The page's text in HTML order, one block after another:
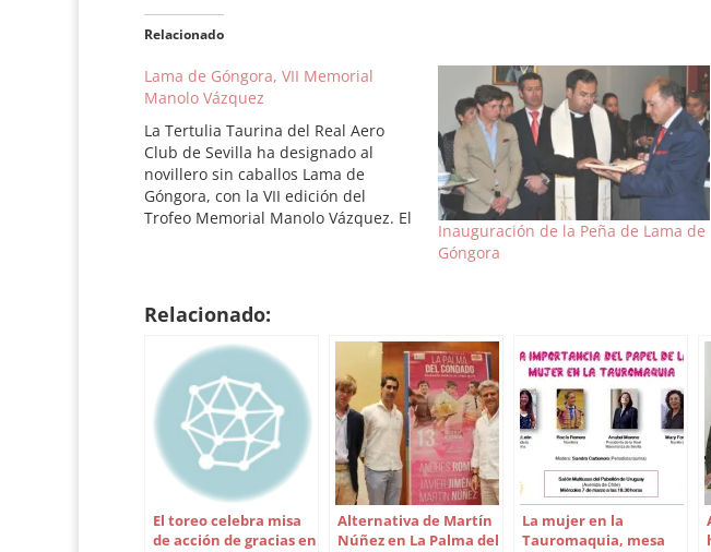
Relacionado
Lama de Góngora, VII Memorial
Manolo Vázquez
La Tertulia Taurina del Real Aero
Club de Sevilla ha designado al
novillero sin caballos Lama de
Góngora, con la VII edición del
Trofeo Memorial Manolo Vázquez. El
temporada 2012 en la Real
Maestranza…
Inauguración de la Peña de Lama de
Góngora
Relacionado:
El toreo celebra misa
de acción de gracias en
Alternativa de Martín
Núñez en La Palma del
La mujer en la
Tauromaquia, mesa